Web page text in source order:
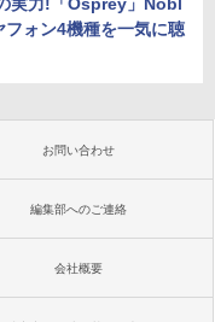
実力!「Osprey」Nobl
ォン4機種を一気に聴
お問い合わせ
編集部へのご連絡
会社概要